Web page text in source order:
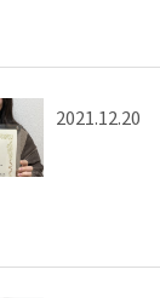
2021.12.20